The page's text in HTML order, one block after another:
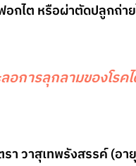
กไต หรือผ่าตัดปลูกถ่า
อการลุกลามของโรค
า วาสุเทพรังสรรค์ (อ